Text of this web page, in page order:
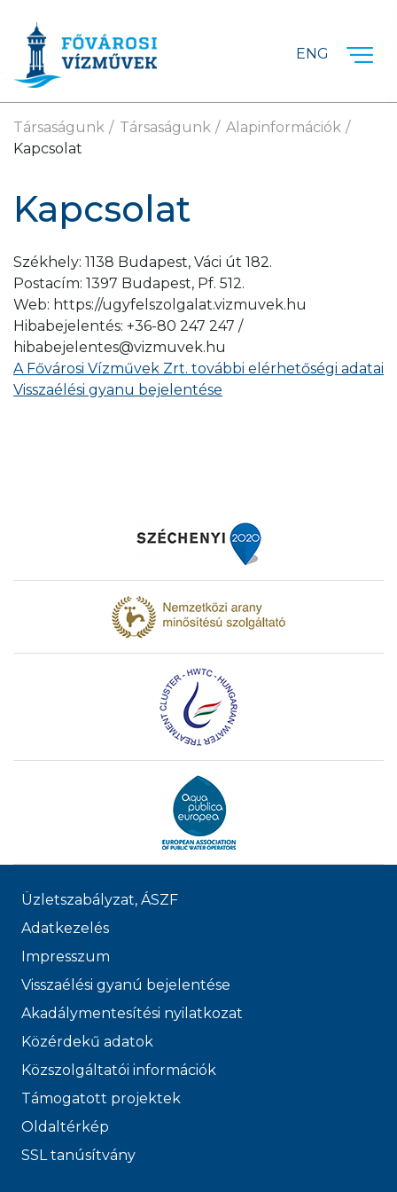
ENG
Társaságunk Társaságunk
Alapinformációk
Kapcsolat
Kapcsolat
Székhely: 1138 Budapest, Váci út 182.
Postacím: 1397 Budapest, Pf. 512.
Web: https://ugyfelszolgalat.vizmuvek.hu
Hibabejelentés: +36-80 247 247 /
hibabejelentes@vizmuvek.hu
A Fővárosi Vízművek Zrt. további elérhetőségi adatai
Visszaélési gyanu bejelentése
Üzletszabályzat, ÁSZF
Adatkezelés
Impresszum
Visszaélési gyanú bejelentése
Akadálymentesítési nyilatkozat
Közérdekű adatok
Közszolgáltatói információk
Támogatott projektek
Oldaltérkép
SSL tanúsítvány